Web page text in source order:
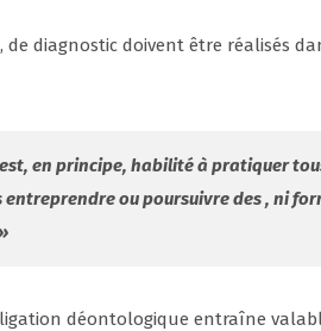
de diagnostic doivent être réalisés
en principe, habilité à pratiquer
ou poursuivre des , ni
déontologique entraîne